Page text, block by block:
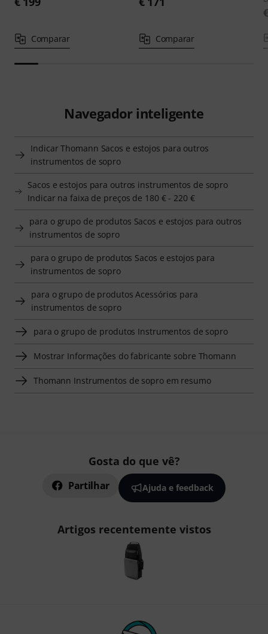
Comparar Comparar
Navegador inteligente
Indicar Thomann Sacos e estojos para outros
instrumentos de sopro
Sacos e estojos para outros instrumentos de sopro
Indicar na faixa de preços de 180 € - 220 €
para o grupo de produtos Sacos e estojos para outros
instrumentos de sopro
para o grupo de produtos Sacos e estojos para
instrumentos de sopro
para o grupo de produtos Acessórios para
instrumentos de sopro
para o grupo de produtos Instrumentos de sopro
Mostrar Informações do fabricante sobre Thomann
Thomann Instrumentos de sopro em resumo
Gosta do que vê?
Partilhar Ajuda e feedback
Artigos recentemente vistos